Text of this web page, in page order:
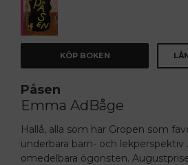
KÖP BOKEN
Påsen
Emma AdBåge
Hallå, alla som har Gropen som
underbara barn- och
omedelbara ögonsten.